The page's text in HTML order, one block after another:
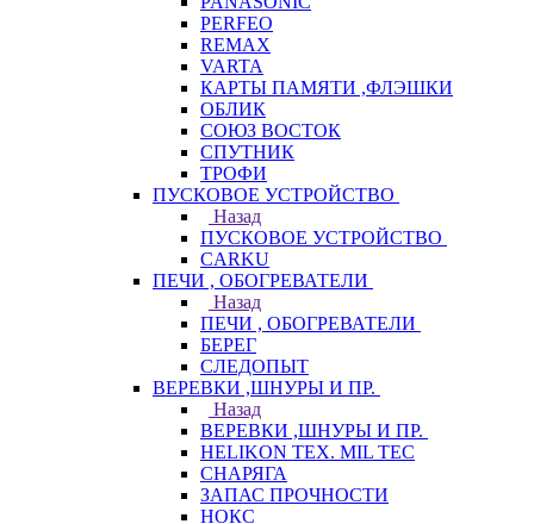
PERFEO
REMAX
VARTA
КАРТЫ ПАМЯТИ ,ФЛЭШКИ
ОБЛИК
СОЮЗ ВОСТОК
СПУТНИК
ТРОФИ
ПУСКОВОЕ УСТРОЙСТВО
Назад
ПУСКОВОЕ УСТРОЙСТВО
CARKU
ПЕЧИ , ОБОГРЕВАТЕЛИ
Назад
ПЕЧИ , ОБОГРЕВАТЕЛИ
БЕРЕГ
СЛЕДОПЫТ
ВЕРЕВКИ ,ШНУРЫ И ПР.
Назад
ВЕРЕВКИ ,ШНУРЫ И ПР.
HELIKON TEX. MIL TEC
СНАРЯГА
ЗАПАС ПРОЧНОСТИ
НОКС